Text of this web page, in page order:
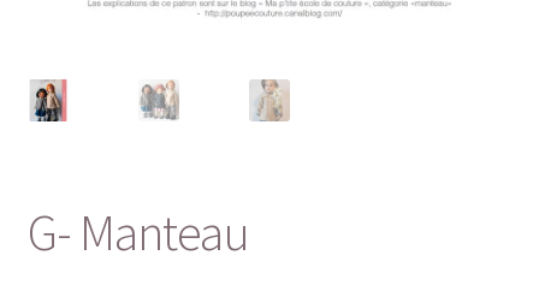
G- Manteau